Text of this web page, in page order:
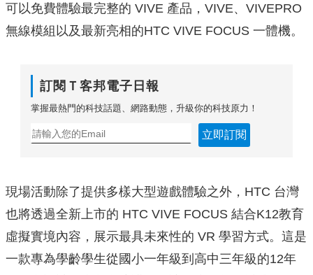
可以免費體驗最完整的 VIVE 產品，VIVE、VIVEPRO
無線模組以及最新亮相的HTC VIVE FOCUS 一體機。
訂閱Ｔ客邦電子日報
掌握最熱門的科技話題、網路動態，升級你的科技原力！
立即訂閱
現場活動除了提供多樣大型遊戲體驗之外，HTC 台灣
也將透過全新上市的 HTC VIVE FOCUS 結合K12教育
虛擬實境內容，展示最具未來性的 VR 學習方式。這是
一款專為學齡學生從國小一年級到高中三年級的12年